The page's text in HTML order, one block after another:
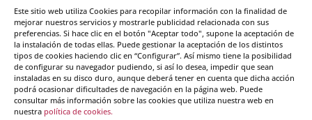
Este sitio web utiliza Cookies para recopilar información con la finalidad de
mejorar nuestros servicios y mostrarle publicidad relacionada con sus
preferencias. Si hace clic en el botón "Aceptar todo", supone la aceptación de
la instalación de todas ellas. Puede gestionar la aceptación de los distintos
tipos de cookies haciendo clic en “Configurar”. Así mismo tiene la posibilidad
de configurar su navegador pudiendo, si así lo desea, impedir que sean
instaladas en su disco duro, aunque deberá tener en cuenta que dicha acción
podrá ocasionar dificultades de navegación en la página web. Puede
consultar más información sobre las cookies que utiliza nuestra web en
nuestra política de cookies.
Iniciación a la inteligencia emocional.
Autorregulación Emocional.
Subscríbete a nuestro blog